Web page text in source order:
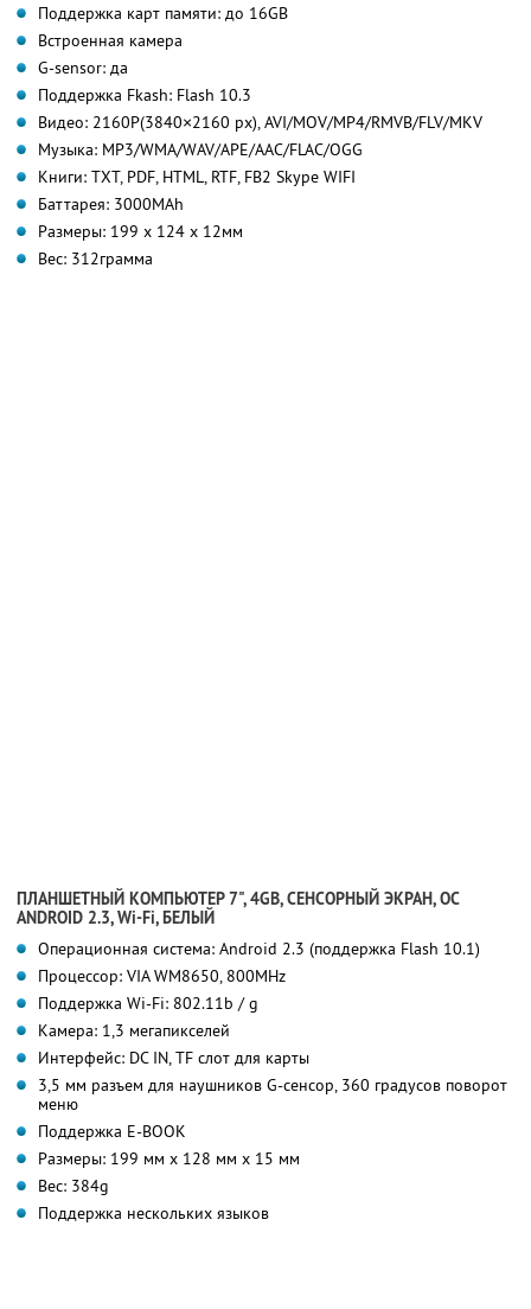
Поддержка карт памяти: до 16GB
Встроенная камера
G-sensor: да
Поддержка Fkash: Flash 10.3
Видео: 2160P(3840×2160 px), AVI/MOV/MP4/RMVB/FLV/MKV
Музыка: MP3/WMA/WAV/APE/AAC/FLAC/OGG
Книги: TXT, PDF, HTML, RTF, FB2 Skype WIFI
Баттарея: 3000MAh
Размеры: 199 x 124 x 12мм
Вес: 312грамма
ПЛАНШЕТНЫЙ КОМПЬЮТЕР 7", 4GB, СЕНСОРНЫЙ ЭКРАН, ОС
ANDROID 2.3, Wi-Fi, БЕЛЫЙ
Операционная система: Android 2.3 (поддержка Flash 10.1)
Процессор: VIA WM8650, 800MHz
Поддержка Wi-Fi: 802.11b / g
Камера: 1,3 мегапикселей
Интерфейс: DC IN, TF слот для карты
3,5 мм разъем для наушников G-сенсор, 360 градусов поворот
меню
Поддержка E-BOOK
Размеры: 199 мм х 128 мм х 15 мм
Вес: 384g
Поддержка нескольких языков